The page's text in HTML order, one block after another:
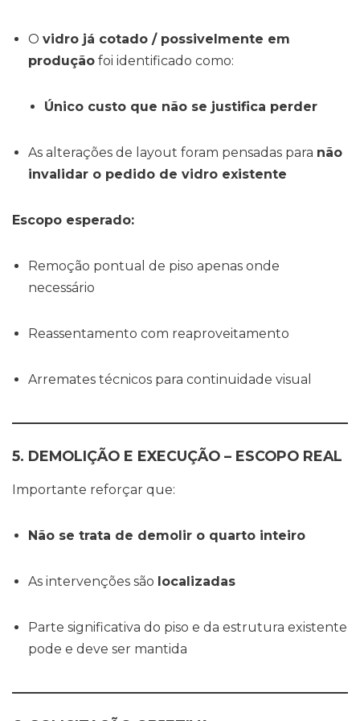
O vidro já cotado / possivelmente em
produção foi identificado como:
Único custo que não se justifica perder
As alterações de layout foram pensadas para não
invalidar o pedido de vidro existente
Escopo esperado:
Remoção pontual de piso apenas onde
necessário
Reassentamento com reaproveitamento
Arremates técnicos para continuidade visual
5. DEMOLIÇÃO E EXECUÇÃO – ESCOPO REAL
Importante reforçar que:
Não se trata de demolir o quarto inteiro
As intervenções são localizadas
Parte significativa do piso e da estrutura existente
pode e deve ser mantida